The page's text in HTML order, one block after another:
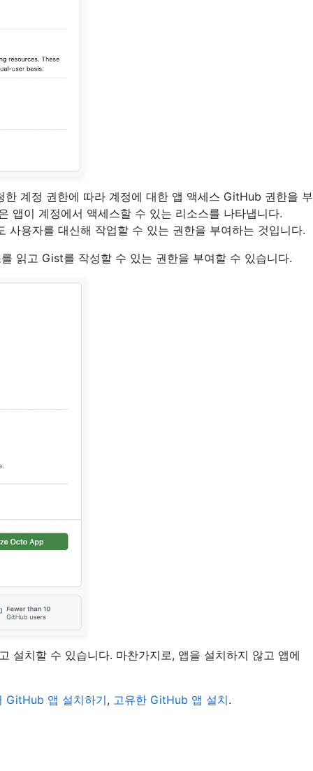
계정 권한에 따라 계정에 대한 앱 액세스 GitHub 권한을 부
앱이 계정에서 액세스할 수 있는 리소스를 나타냅니다.
용자를 대신해 작업할 수 있는 권한을 부여하는 것입니다.
읽고 Gist를 작성할 수 있는 권한을 부여할 수 있습니다.
설치할 수 있습니다. 마찬가지로, 앱을 설치하지 않고 앱에
GitHub 앱 설치하기, 고유한 GitHub 앱 설치.